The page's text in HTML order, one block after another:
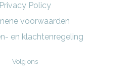
Privacy Policy
voorwaarden
en klachtenregeling
Volg ons